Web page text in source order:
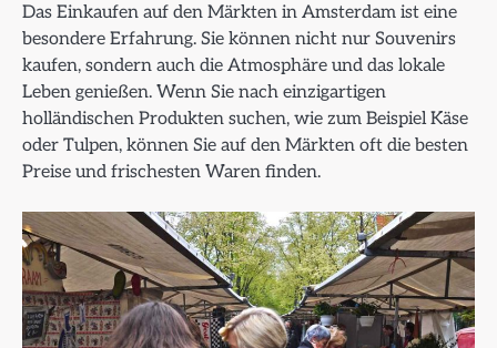
Das Einkaufen auf den Märkten in Amsterdam ist eine
besondere Erfahrung. Sie können nicht nur Souvenirs
kaufen, sondern auch die Atmosphäre und das lokale
Leben genießen. Wenn Sie nach einzigartigen
holländischen Produkten suchen, wie zum Beispiel Käse
oder Tulpen, können Sie auf den Märkten oft die besten
Preise und frischesten Waren finden.